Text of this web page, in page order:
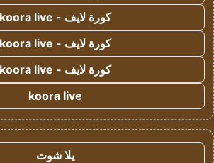
كورة لايف - koora live
كورة لايف - koora live
كورة لايف - koora live
koora live
يلا شوت